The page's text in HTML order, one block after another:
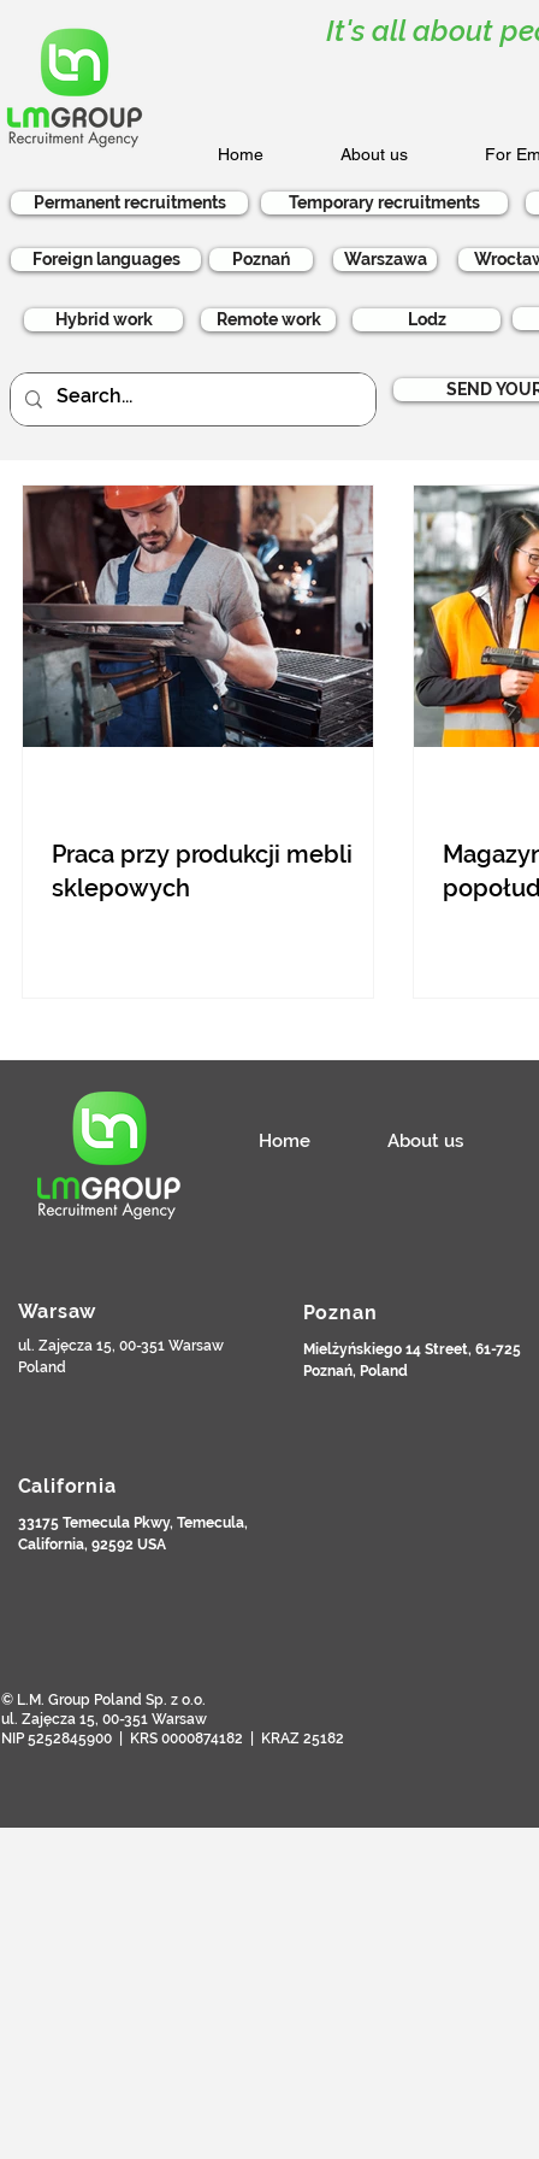
It's all about
Home About us For
Lodz
Praca przy produkcji mebli
sklepowych
Permanent recruitments Temporary recruitments
Foreign languages Poznań Warszawa
Hybrid work Remote work
SEND
Home About us
Warsaw
ul. Zajęcza 15, 00-351 Warsaw
Poland
California
33175 Temecula Pkwy, Temecula,
California, 92592 USA
Poznan
Mielżyńskiego 14 Street, 61-725
Poznań, Poland
© L.M. Group Poland Sp. z o.o.
ul. Zajęcza 15, 00-351 Warsaw
NIP 5252845900 | KRS 0000874182 | KRAZ 25182